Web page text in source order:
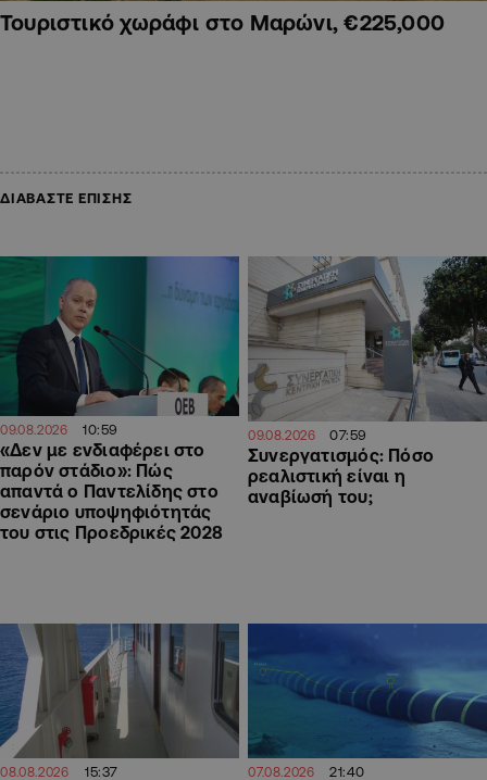
Τουριστικό χωράφι στο Μαρώνι, €225,000
ΔΙΑΒΑΣΤΕ ΕΠΙΣΗΣ
09.08.2026 10:59
«Δεν με ενδιαφέρει στο
παρόν στάδιο»: Πώς
απαντά ο Παντελίδης στο
σενάριο υποψηφιότητάς
του στις Προεδρικές 2028
09.08.2026 07:59
Συνεργατισμός: Πόσο
ρεαλιστική είναι η
αναβίωσή του;
08.08.2026 15:37 07.08.2026 21:40